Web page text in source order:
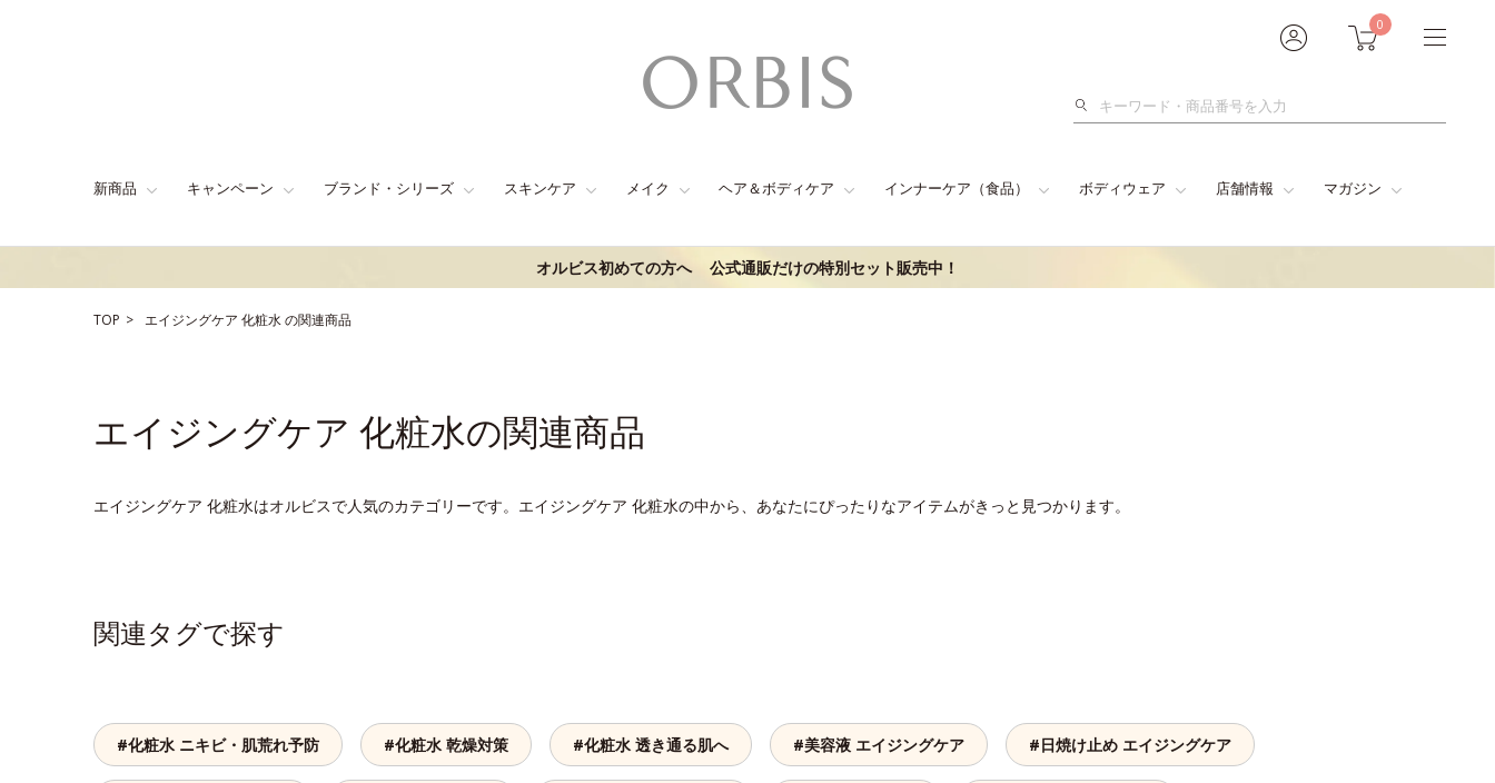
0
検
新商品 キャンペーン ブランド・シリーズ スキンケア メイク ヘア＆ボディケア インナーケア（食品） ボディウェア 店舗情報 マガジン
オルビス初めての方へ 公式通販だけの特別セット販売中！
TOP エイジングケア 化粧水の関連商品
エイジングケア 化粧水の関連商品
エイジングケア 化粧水はオルビスで人気のカテゴリーです。エイジングケア 化粧水の中から、あなたにぴったりなアイテムがきっと見つかります。
関連タグで探す
#化粧水 ニキビ・肌荒れ予防 #化粧水 乾燥対策 #化粧水 透き通る肌へ #美容液 エイジングケア #日焼け止め エイジングケア